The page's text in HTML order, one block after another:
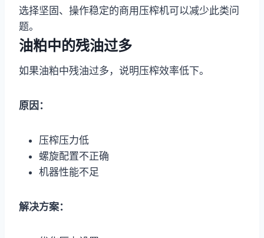
选择坚固、操作稳定的商用压榨机可以减少此类问
题。
油粕中的残油过多
如果油粕中残油过多，说明压榨效率低下。
原因：
压榨压力低
螺旋配置不正确
机器性能不足
解决方案：